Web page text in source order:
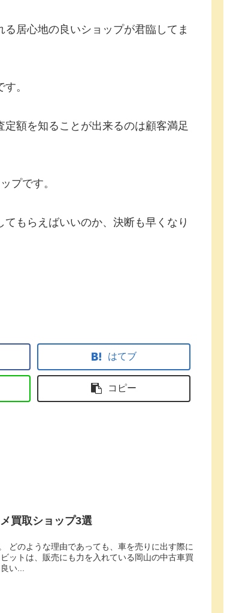
居心地の良いショップが君臨してま
。
額を知ることが出来るのは顧客満足
プです。
もらえばいいのか、決断も早くなり
はてブ
コピー
買取ショップ3選
どのような理由であっても、車を売りに出す際に
ットは、販売にも力を入れている岡山の中古車買
い...